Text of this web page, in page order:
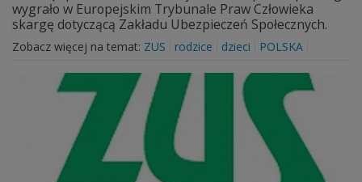
wygrało w Europejskim Trybunale Praw Człowieka
skargę dotyczącą Zakładu Ubezpieczeń Społecznych.
Zobacz więcej na temat: ZUS rodzice dzieci POLSKA